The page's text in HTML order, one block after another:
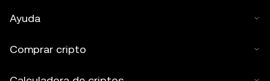
Ayuda
Comprar cripto